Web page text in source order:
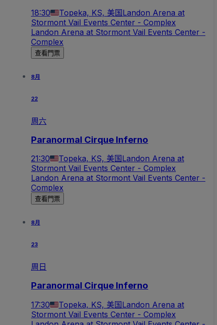
18:30 Topeka, KS, 美国Landon Arena at
Stormont Vail Events Center - Complex
Landon Arena at Stormont Vail Events Center -
Complex
查看門票
8月
22
周六
Paranormal Cirque Inferno
21:30 Topeka, KS, 美国Landon Arena at
Stormont Vail Events Center - Complex
Landon Arena at Stormont Vail Events Center -
Complex
查看門票
8月
23
周日
Paranormal Cirque Inferno
17:30 Topeka, KS, 美国Landon Arena at
Stormont Vail Events Center - Complex